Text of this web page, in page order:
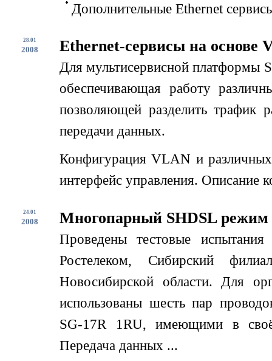
Дополнительные Ethernet
28.01
2008 Ethernet-сервисы на основе
Для мультисервисной платформы
обеспечивающая работу
позволяющей разделить трафик
передачи данных.
Конфигурация VLAN и различных
интерфейс управления. Описание
24.01
2008 Многопарный SHDSL режим
Проведены тестовые
Ростелеком, Сибирский
Новосибирской области. Для
использованы шесть пар
SG-17R 1RU, имеющими в
Передача данных ...